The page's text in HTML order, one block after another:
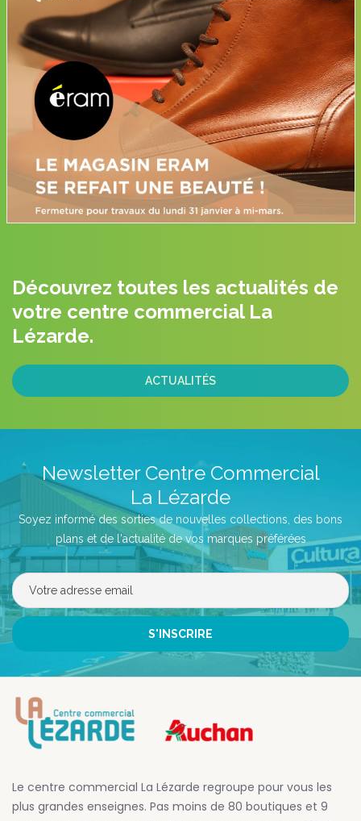
Découvrez toutes les actualités de
votre centre commercial La
Lézarde.
ACTUALITÉS
Newsletter Centre Commercial
La Lézarde
Soyez informé des sorties de nouvelles collections, des bons
plans et de l'actualité de vos marques préférées
Le centre commercial La Lézarde regroupe pour vous les
plus grandes enseignes. Pas moins de 80 boutiques et 9